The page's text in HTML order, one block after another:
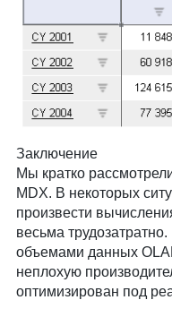
Заключение
Мы кратко
MDX. В некоторых
произвести
весьма
объемами данных
неплохую
оптимизирован под